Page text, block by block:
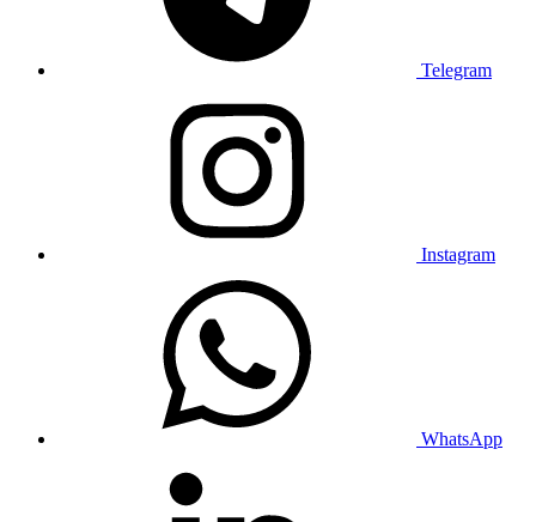
Telegram
Instagram
WhatsApp